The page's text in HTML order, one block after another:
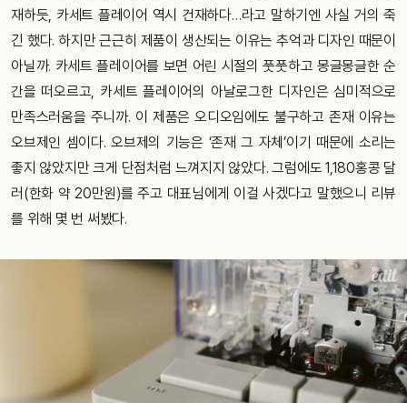
재하듯, 카세트 플레이어 역시 건재하다…라고 말하기엔 사실 거의 죽
긴 했다. 하지만 근근히 제품이 생산되는 이유는 추억과 디자인 때문이
아닐까. 카세트 플레이어를 보면 어린 시절의 풋풋하고 몽글몽글한 순
간을 떠오르고, 카세트 플레이어의 아날로그한 디자인은 심미적으로
만족스러움을 주니까. 이 제품은 오디오임에도 불구하고 존재 이유는
오브제인 셈이다. 오브제의 기능은 ‘존재 그 자체’이기 때문에 소리는
좋지 않았지만 크게 단점처럼 느껴지지 않았다. 그럼에도 1,180홍콩 달
러(한화 약 20만원)를 주고 대표님에게 이걸 사겠다고 말했으니 리뷰
를 위해 몇 번 써봤다.